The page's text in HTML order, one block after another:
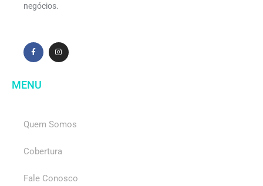
negócios.
MENU
Quem Somos
Cobertura
Fale Conosco